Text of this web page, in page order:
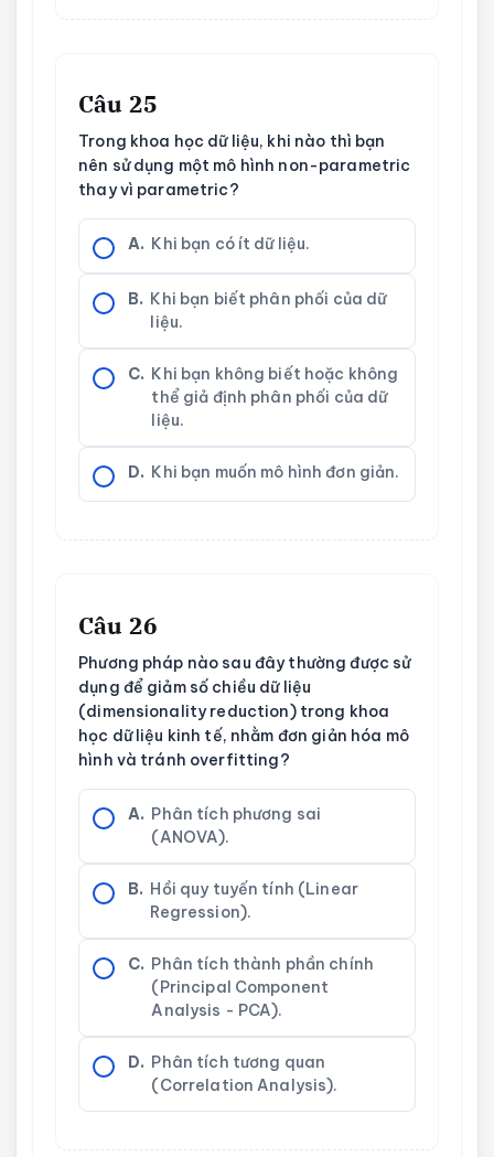
Câu 25
Trong khoa học dữ liệu, khi nào thì bạn
nên sử dụng một mô hình non-parametric
thay vì parametric?
A. Khi bạn có ít dữ liệu.
B. Khi bạn biết phân phối của dữ
liệu.
C. Khi bạn không biết hoặc không
thể giả định phân phối của dữ
liệu.
D. Khi bạn muốn mô hình đơn giản.
Câu 26
Phương pháp nào sau đây thường được sử
dụng để giảm số chiều dữ liệu
(dimensionality reduction) trong khoa
học dữ liệu kinh tế, nhằm đơn giản hóa mô
hình và tránh overfitting?
A. Phân tích phương sai
(ANOVA).
B. Hồi quy tuyến tính (Linear
Regression).
C. Phân tích thành phần chính
(Principal Component
Analysis - PCA).
D. Phân tích tương quan
(Correlation Analysis).